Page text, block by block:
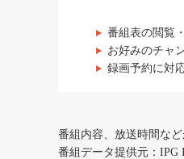
番組表の閲覧
お好みのチャ
録画予約に対
番組内容、放送時間な
番組データ提供元：IPG